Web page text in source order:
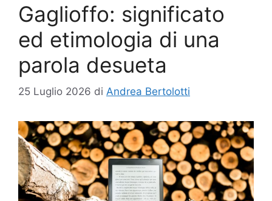
Gaglioffo: significato
ed etimologia di una
parola desueta
25 Luglio 2026 di Andrea Bertolotti